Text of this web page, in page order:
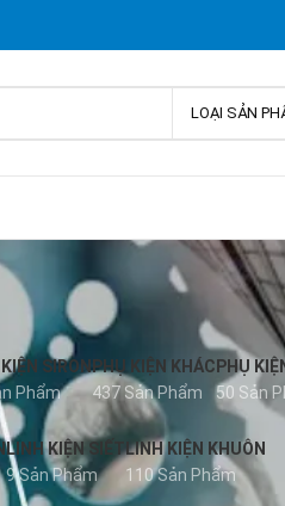
LOẠI SẢN
SIRON
Phẩm
PHỤ KIỆN KHÁC
437 Sản Phẩm
PHỤ
50 Sản
LINH KIỆN SIẾT
9 Sản Phẩm
LINH KIỆN KHUÔN
110 Sản Phẩm